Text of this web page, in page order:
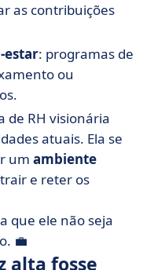
as contribuições
estar: programas de
ou
de RH visionária
atuais. Ela se
um ambiente
e reter os
que ele não seja
💼
alta fosse